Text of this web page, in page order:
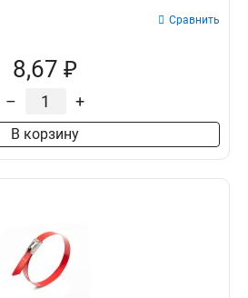
Сравнить
8,67 ₽
– +
В корзину